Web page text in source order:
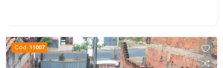
acesso a serviços essenciais.
Cód. 11007